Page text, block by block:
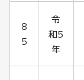
8
5
令
和5
年